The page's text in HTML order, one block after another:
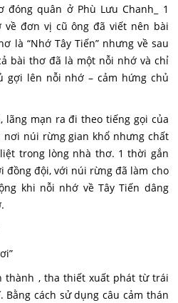
quân ở Phù Lưu Chanh_ 1
về đơn vị cũ ông đã viết nên bài
là “Nhớ Tây Tiến” nhưng về sau
bài thơ đã là một nỗi nhớ và chỉ
gợi lên nỗi nhớ – cảm hứng chủ
lãng mạn ra đi theo tiếng gọi của
nơi núi rừng gian khổ nhưng chất
trong lòng nhà thơ. 1 thời gắn
đồng đội, với núi rừng đã làm cho
khi nỗi nhớ về Tây Tiến dâng
thành , tha thiết xuất phát từ trái
cách sử dụng câu cảm thán